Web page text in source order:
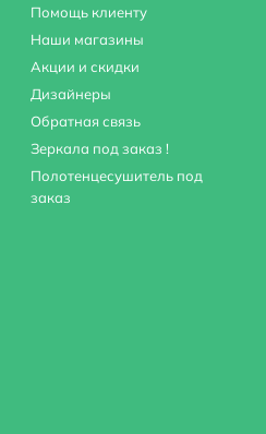
Помощь клиенту
Наши магазины
Акции и скидки
Дизайнеры
Обратная связь
Зеркала под заказ !
Полотенцесушитель под
заказ